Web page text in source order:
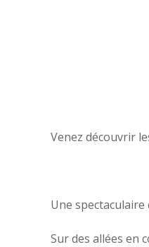
Venez découvrir
Une
Sur des allées en